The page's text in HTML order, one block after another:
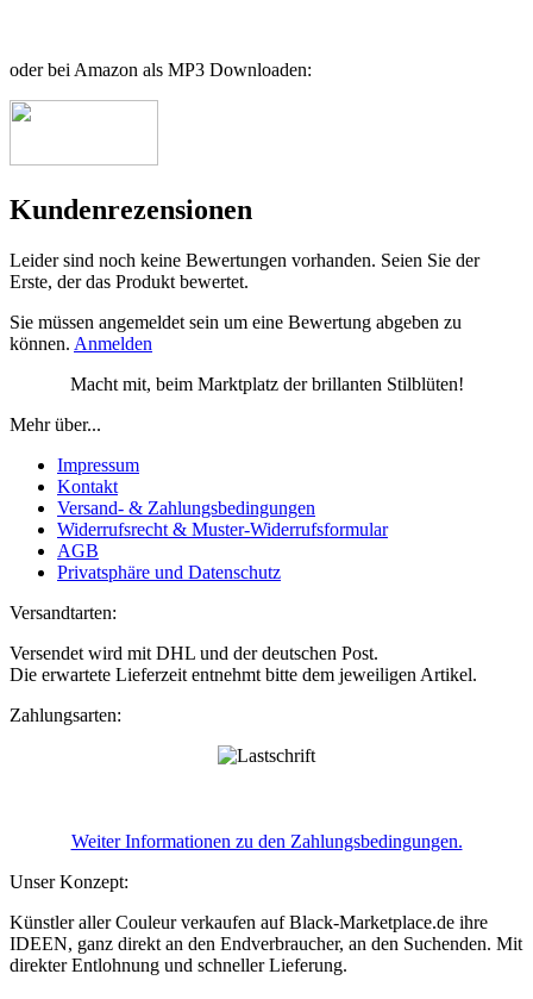
oder bei Amazon als MP3 Downloaden:
Kundenrezensionen
Leider sind noch keine Bewertungen vorhanden. Seien Sie der
Erste, der das Produkt bewertet.
Sie müssen angemeldet sein um eine Bewertung abgeben zu
können. Anmelden
Macht mit, beim Marktplatz der brillanten Stilblüten!
Mehr über...
Impressum
Kontakt
Versand- & Zahlungsbedingungen
Widerrufsrecht & Muster-Widerrufsformular
AGB
Privatsphäre und Datenschutz
Versandtarten:
Versendet wird mit DHL und der deutschen Post.
Die erwartete Lieferzeit entnehmt bitte dem jeweiligen Artikel.
Zahlungsarten:
Weiter Informationen zu den Zahlungsbedingungen.
Unser Konzept:
Künstler aller Couleur verkaufen auf Black-Marketplace.de ihre
IDEEN, ganz direkt an den Endverbraucher, an den Suchenden. Mit
direkter Entlohnung und schneller Lieferung.